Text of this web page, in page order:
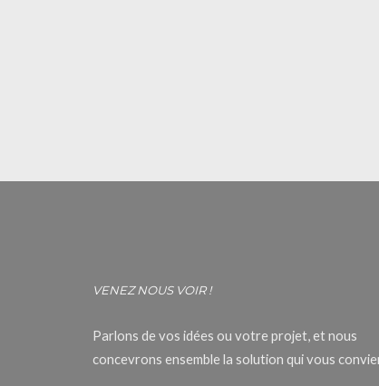
VENEZ NOUS VOIR !
Parlons de vos idées ou votre projet, et nous
concevrons ensemble la solution qui vous